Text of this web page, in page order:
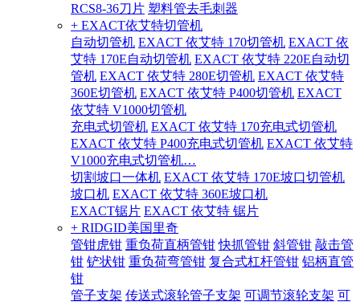
RCS8-36刀片 塑料管去毛刺器
+ EXACT依艾特切管机
自动切管机 EXACT 依艾特 170切管机 EXACT 依
艾特 170E自动切管机 EXACT 依艾特 220E自动切
管机 EXACT 依艾特 280E切管机 EXACT 依艾特
360E切管机 EXACT 依艾特 P400切管机 EXACT
依艾特 V1000切管机
充电式切管机 EXACT 依艾特 170充电式切管机
EXACT 依艾特 P400充电式切管机 EXACT 依艾特
V1000充电式切管机…
切割坡口一体机 EXACT 依艾特 170E坡口切管机
坡口机 EXACT 依艾特 360E坡口机
EXACT锯片 EXACT 依艾特 锯片
+ RIDGID美国里奇
管钳虎钳 重负荷直柄管钳 快抓管钳 斜管钳 敲击管
钳 铲状钳 重负荷弯管钳 复合式杠杆管钳 铝柄直管
钳
管子支架 传送式滚轮管子支架 可调节滚轮支架 可